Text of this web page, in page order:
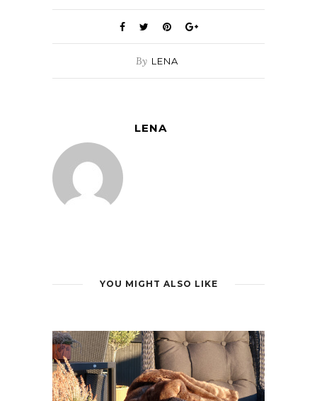
By LENA
LENA
YOU MIGHT ALSO LIKE